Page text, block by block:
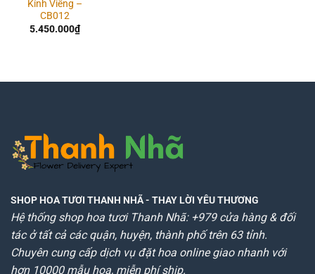
Kính Viếng –
CB012
5.450.000₫
SHOP HOA TƯƠI THANH NHÃ- THAY LỜI YÊU THƯƠNG
Hệ thống shop hoa tươi Thanh Nhã: +979 cửa hàng & đối
tác ở tất cả các quận, huyện, thành phố trên 63 tỉnh.
Chuyên cung cấp dịch vụ đặt hoa online giao nhanh với
hơn 10000 mẫu hoa, miễn phí ship.